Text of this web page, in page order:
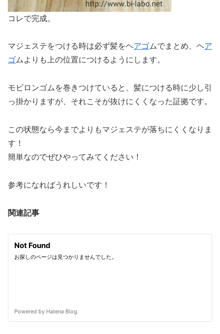
コレで完成。
マジェステをつける時は必ず髪をヘアゴムでまとめ、ヘア
ゴムよりも上の位置につけるようにします。
モビロンゴムを巻きつけていると、髪につける時に少し引
っ掛かりますが、それこそが抜けにくくなった証拠です。
この状態なら今までよりもマジェステが落ちにくくなりま
す！
簡単なのでぜひやってみてください！
参考になればうれしいです！
関連記事